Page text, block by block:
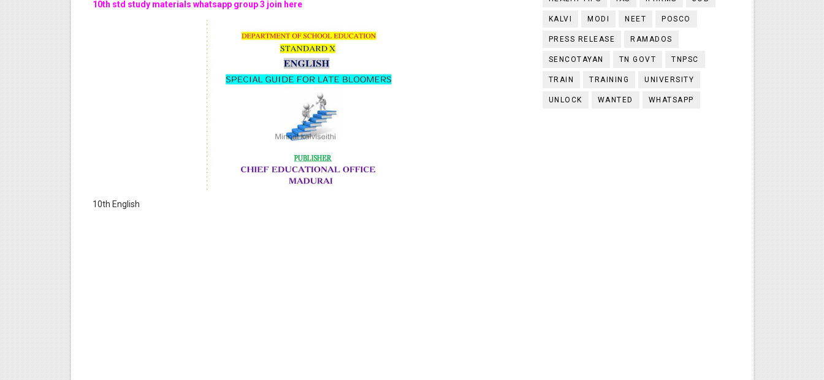
10th std study materials whatsapp group 3 join here
10th English
KALVI MODI NEET POSCO
PRESS RELEASE RAMADOS
SENCOTAYAN TN GOVT TNPSC
TRAIN TRAINING UNIVERSITY
UNLOCK WANTED WHATSAPP